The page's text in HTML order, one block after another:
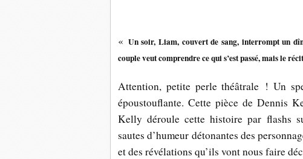
« Un soir, Liam, couvert de sang, interrompt un
couple veut comprendre ce qui s’est passé, mais le
Attention, petite perle théâtrale ! Un
époustouflante. Cette pièce de Dennis
Kelly déroule cette histoire par flashs
sautes d’humeur détonantes des
et des révélations qu’ils vont nous faire